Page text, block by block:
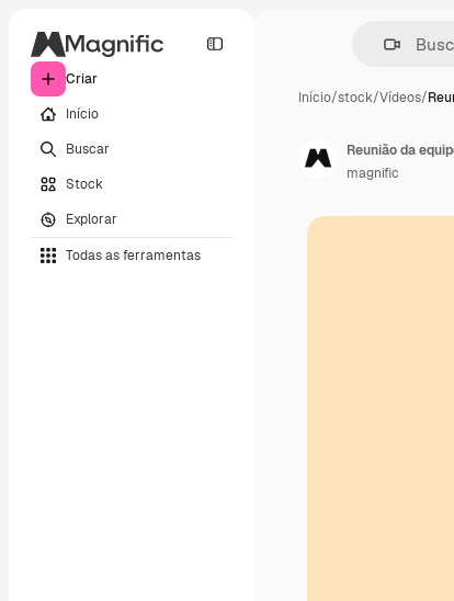
Criar
Início
Buscar
Stock
Explorar
Todas as ferramentas
Início/stock/Vídeos/
Reunião da
magnific